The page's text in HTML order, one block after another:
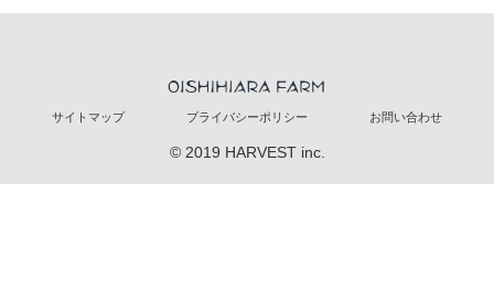
サイトマップ プライバシーポリシー お問い合わせ
© 2019 HARVEST inc.